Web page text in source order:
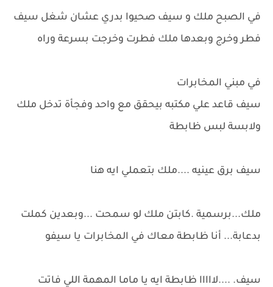
في الصبح ملك و سيف صحيوا بدري عشان شغل سيف
فطر وخرج وبعدها ملك فطرت وخرجت بسرعة وراه
في مبني المخابرات
سيف قاعد علي مكتبه بيحقق مع واحد وفجأة تدخل ملك
ولابسة لبس ظابطة
سيف برق عينيه ....ملك بتعملي ايه هنا
ملك...برسمية .كابتن ملك لو سمحت ...وبعدين كملت
بدعابة... أنا ظابطة معاك في المخابرات يا سيفو
سيف. ....لااااا ظابطة ايه يا ماما المهمة اللي فاتت